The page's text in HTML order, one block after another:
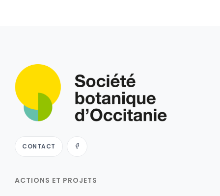
CONTACT
ACTIONS ET PROJETS